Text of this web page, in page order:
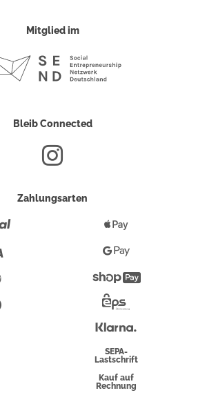
Mitglied im
Bleib Connected
Zahlungsarten
Maestro
Pay
Google
PayShopify
Überweisung
SEPA-
Lastschrift
Kauf auf
Rechnung